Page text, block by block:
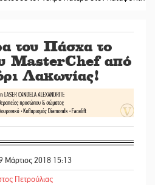
του Πάσχα το
MasterChef από
Λακωνίας!
Μάρτιος 2018 15:13
Πετρούλιας